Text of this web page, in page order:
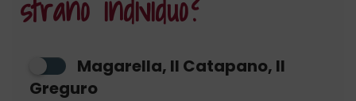
Magarella, Il Catapano, Il
Greguro